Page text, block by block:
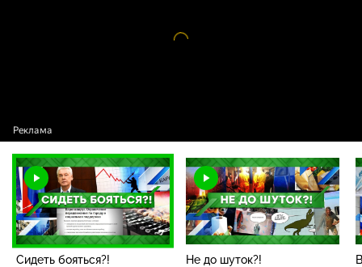
Видео
Сидеть бояться?! Не до шуток?!